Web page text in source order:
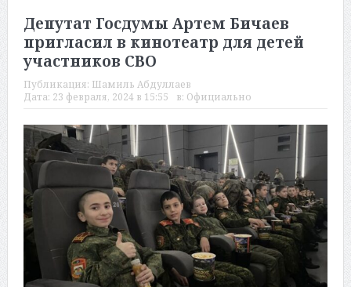
Депутат Госдумы Артем Бичаев
пригласил в кинотеатр для детей
участников СВО
Публикация: Шамиль Абдуллаев
Дата: 23 февраля, 2024 в 15:55 в: Официально